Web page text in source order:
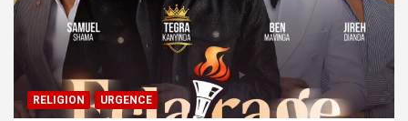
RELIGION URGENCE